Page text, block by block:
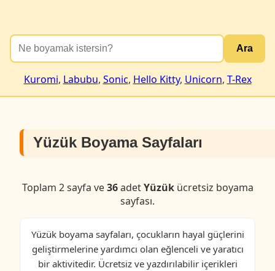
Ara
Kuromi, Labubu, Sonic, Hello Kitty, Unicorn, T-Rex
Yüzük Boyama Sayfaları
Toplam 2 sayfa ve36adetYüzükücretsiz boyama
sayfası.
Yüzük boyama sayfaları, çocukların hayal güçlerini
geliştirmelerine yardımcı olan eğlenceli ve yaratıcı
bir aktivitedir. Ücretsiz ve yazdırılabilir içerikleri